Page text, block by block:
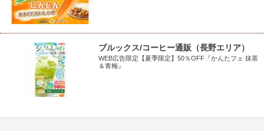
ブルックス/コーヒー通販（長野エリア）
WEB広告限定【夏季限定】50％OFF『かんたフェ 抹茶
＆青梅』